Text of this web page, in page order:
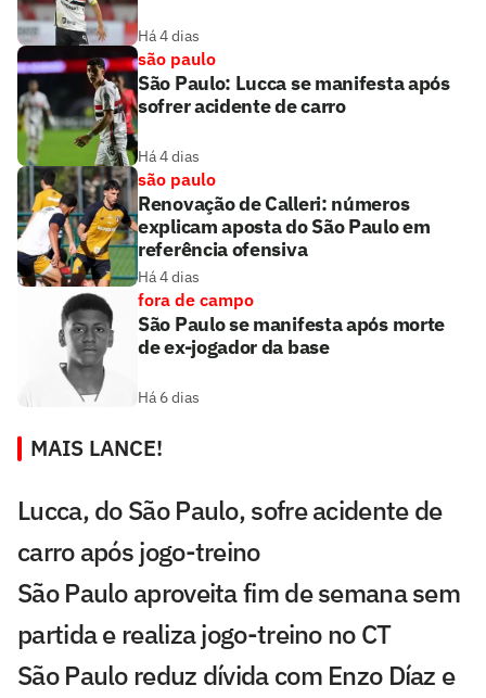
Há 4 dias
são paulo
São Paulo: Lucca se manifesta após
sofrer acidente de carro
Há 4 dias
são paulo
Renovação de Calleri: números
explicam aposta do São Paulo em
referência ofensiva
Há 4 dias
fora de campo
São Paulo se manifesta após morte
de ex-jogador da base
Há 6 dias
MAIS LANCE!
Lucca, do São Paulo, sofre acidente de
carro após jogo-treino
São Paulo aproveita fim de semana sem
partida e realiza jogo-treino no CT
São Paulo reduz dívida com Enzo Díaz e